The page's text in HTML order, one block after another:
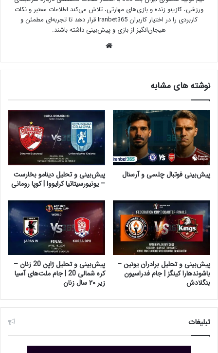
ورزشی، کازینو زنده و بازی‌های مهارتی، تلاش می‌کند اطلاعات معتبر و نکات
کاربردی را در اختیار کاربران Iranbet365 قرار دهد تا تجربه‌ای مطمئن و
هیجان‌انگیز از بازی و پیش‌بینی داشته باشند.
نوشته های مشابه
پیش‌بینی فوتبال چلسی و آرسنال
پیش‌بینی و تحلیل دینامو بخارست
– یونیورسیتاتیا کرایووا | کوپا رومانی
پیش‌بینی و تحلیل برادران یونین –
باشوندهارا کینگز | جام فدراسیون
بنگلادش
پیش‌بینی و تحلیل ژاپن 20 زنان –
کره شمالی 20 | جام ملت‌های آسیا
زیر ۲۰ سال زنان
تبلیغات